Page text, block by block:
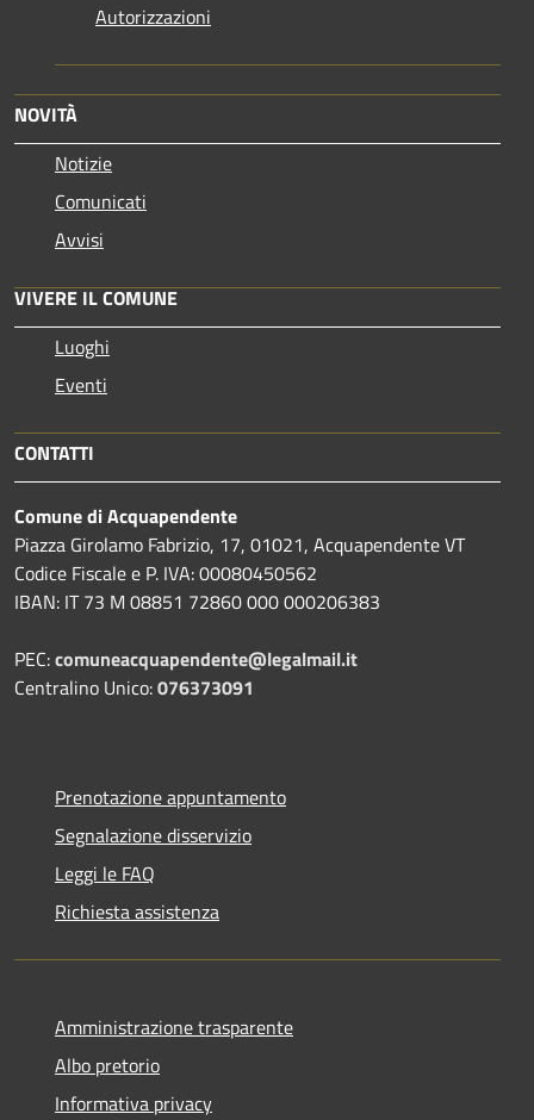
Autorizzazioni
NOVITÀ
Notizie
Comunicati
Avvisi
VIVERE IL COMUNE
Luoghi
Eventi
CONTATTI
Comune di Acquapendente
Piazza Girolamo Fabrizio, 17, 01021, Acquapendente VT
Codice Fiscale e P. IVA: 00080450562
IBAN: IT 73 M 08851 72860 000 000206383
PEC:comuneacquapendente@legalmail.it
Centralino Unico:076373091
Prenotazione appuntamento
Segnalazione disservizio
Leggi le FAQ
Richiesta assistenza
Amministrazione trasparente
Albo pretorio
Informativa privacy